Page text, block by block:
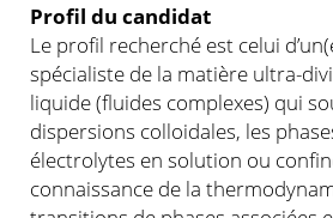
Profil du candidat
Le profil recherché est celui
spécialiste de la matière ultra-
liquide (fluides complexes) qui
dispersions colloidales, les
électrolytes en solution ou
connaissance de la